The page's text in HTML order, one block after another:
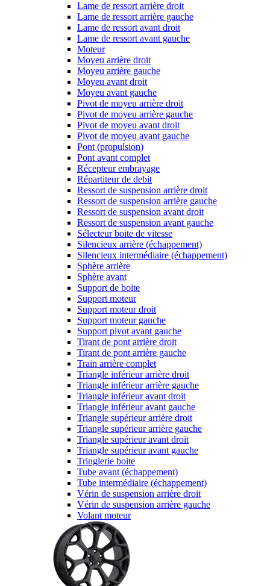
Lame de ressort arrière droit
Lame de ressort arrière gauche
Lame de ressort avant droit
Lame de ressort avant gauche
Moteur
Moyeu arrière droit
Moyeu arrière gauche
Moyeu avant droit
Moyeu avant gauche
Pivot de moyeu arrière droit
Pivot de moyeu arrière gauche
Pivot de moyeu avant droit
Pivot de moyeu avant gauche
Pont (propulsion)
Pont avant complet
Récepteur embrayage
Répartiteur de debit
Ressort de suspension arrière droit
Ressort de suspension arrière gauche
Ressort de suspension avant droit
Ressort de suspension avant gauche
Sélecteur boite de vitesse
Silencieux arrière (échappement)
Silencieux intermédiaire (échappement)
Sphère arrière
Sphère avant
Support de boite
Support moteur
Support moteur droit
Support moteur gauche
Support pivot avant gauche
Tirant de pont arrière droit
Tirant de pont arrière gauche
Train arrière complet
Triangle inférieur arrière droit
Triangle inférieur arrière gauche
Triangle inférieur avant droit
Triangle inférieur avant gauche
Triangle supérieur arrière droit
Triangle supérieur arrière gauche
Triangle supérieur avant droit
Triangle supérieur avant gauche
Tringlerie boite
Tube avant (échappement)
Tube intermédiaire (échappement)
Vérin de suspension arrière droit
Vérin de suspension arrière gauche
Volant moteur